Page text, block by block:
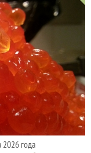
2026 года